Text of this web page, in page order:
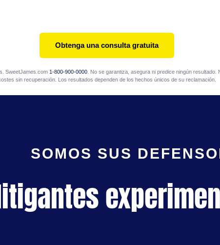
Obtenga una consulta gratuita
SweetJames.com 1-800-900-0000 . No se garantiza, asegura ni predice ningún resultado.
sin recuperación. Los resultados dependen de los hechos únicos de su reclamación.
SOMOS SUS